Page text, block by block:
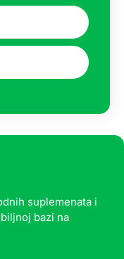
suplemenata i
bazi na